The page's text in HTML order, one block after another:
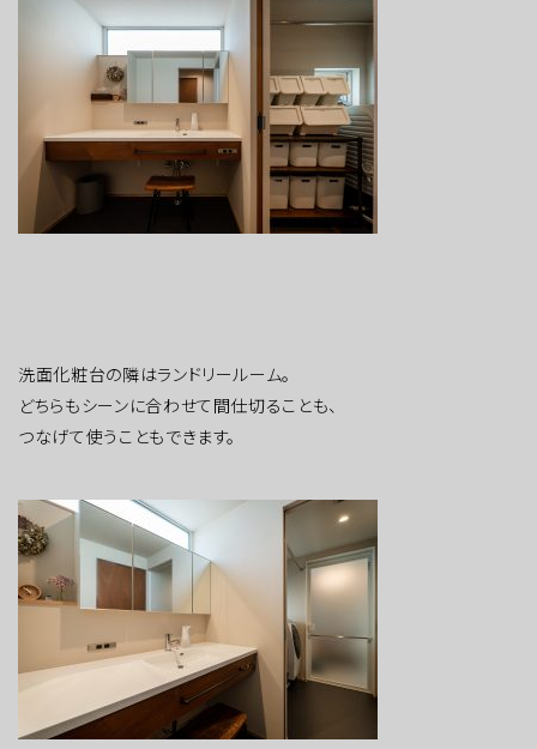
洗面化粧台の隣はランドリールーム。
どちらもシーンに合わせて間仕切ることも、
つなげて使うこともできます。